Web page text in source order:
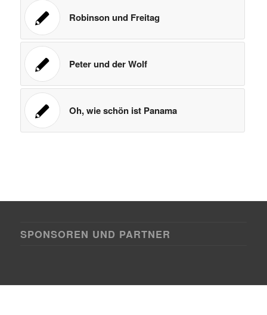
Robinson und Freitag
Peter und der Wolf
Oh, wie schön ist Panama
SPONSOREN UND PARTNER